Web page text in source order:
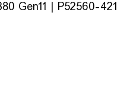
Gen11 | P52560-421